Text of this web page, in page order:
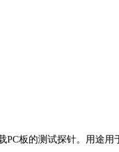
PC板的测试探针。用途用